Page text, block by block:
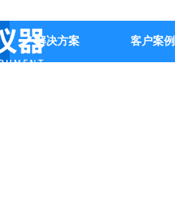
解决方案 客户案例